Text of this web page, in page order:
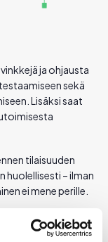
ja ohjausta
sekä
Lisäksi saat
tilaisuuden
– ilman
ei mene perille.